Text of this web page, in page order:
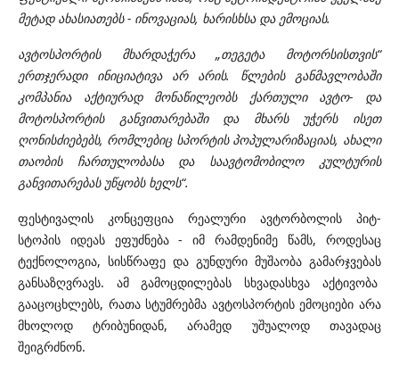
მეტად ახასიათებს - ინოვაციას, ხარისხსა და ემოციას.
ავტოსპორტის მხარდაჭერა „თეგეტა მოტორსისთვის“
ერთჯერადი ინიციატივა არ არის. წლების განმავლობაში
კომპანია აქტიურად მონაწილეობს ქართული ავტო- და
მოტოსპორტის განვითარებაში
და მხარს უჭერს ისეთ
ღონისძიებებს, რომლებიც სპორტის პოპულარიზაციას, ახალი
თაობის ჩართულობასა და საავტომობილო კულტურის
განვითარებას უწყობს ხელს“.
ფესტივალის კონცეფცია რეალური ავტორბოლის პიტ-
სტოპის იდეას ეფუძნება - იმ რამდენიმე წამს, როდესაც
ტექნოლოგია, სისწრაფე და გუნდური მუშაობა გამარჯვებას
განსაზღვრავს. ამ გამოცდილებას სხვადასხვა აქტივობა
გააცოცხლებს, რათა სტუმრებმა ავტოსპორტის ემოციები არა
მხოლოდ ტრიბუნიდან, არამედ უშუალოდ თავადაც
შეიგრძნონ.